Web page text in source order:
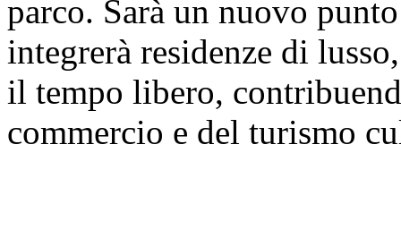
parco. Sarà un nuovo
integrerà residenze di
il tempo libero,
commercio e del turismo